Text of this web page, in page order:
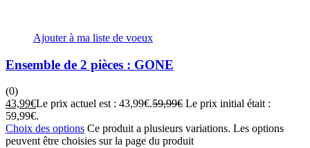
Ajouter à ma liste de voeux
Ensemble de 2 pièces : GONE
(0)
43,99€Le prix actuel est : 43,99€.59,99€ Le prix initial était :
59,99€.
Choix des options Ce produit a plusieurs variations. Les options
peuvent être choisies sur la page du produit